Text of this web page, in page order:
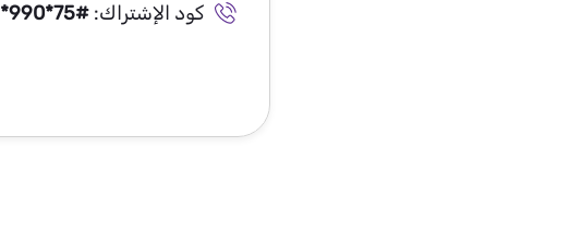
كود الإشتراك: *990*75#